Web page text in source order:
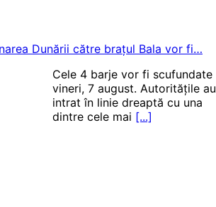
Dunării către brațul Bala vor fi…
Cele 4 barje vor fi scufundate
vineri, 7 august. Autoritățile au
intrat în linie dreaptă cu una
dintre cele mai [...]